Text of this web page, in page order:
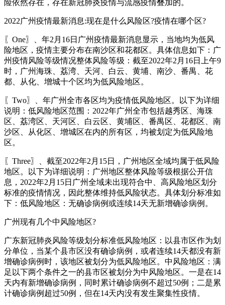
险依然存在，存在新冠肺炎疫情与流感疫情叠加的。
2022广州疫情最新消息:现在是什么风险区?疫情在哪个区?
〖One〗、年2月16日广州疫情最新消息显示，当地均为低风
险地区，疫情主要分布在南沙区和花都区。具体信息如下：广
州疫情风险等级情况整体风险等级：截至2022年2月16日上午9
时，广州海珠、荔湾、天河、白云、黄埔、南沙、番禺、花
都、从化、增城十个区均为低风险地区。
〖Two〗、年广州全市各区均为疫情低风险地区。以下为详细
说明：低风险地区范围：2022年广州全市包括越秀区、海珠
区、荔湾区、天河区、白云区、黄埔区、番禺区、花都区、南
沙区、从化区、增城区在内的所有区，均被划定为低风险地
区。
〖Three〗、截至2022年2月15日，广州地区全域均属于低风险
地区。以下为详细说明：广州地区整体风险等级根据公开信
息，2022年2月15日广州全域未出现符合中、高风险地区划分
标准的疫情情况，因此整体维持低风险状态。具体划分标准如
下：低风险地区：无确诊病例或连续14天无新增确诊病例。
广州现有几个中风险地区?
广东新冠肺炎风险等级划分标准低风险地区：以县市区作为划
分单位，当某个县市区没有确诊病例，或者连续14天都没有新
增确诊病例时，该地区被划分为低风险地区。中风险地区：满
足以下两个条件之一的县市区被划分为中风险地区。一是在14
天内有新增确诊病例，同时累计确诊病例不超过50例；二是累
计确诊病例超过50例，但在14天内没有发生聚集性疫情。